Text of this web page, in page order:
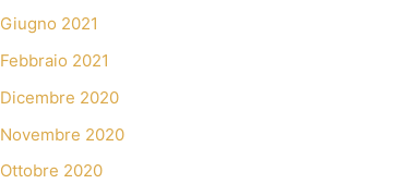
Giugno 2021
Febbraio 2021
Dicembre 2020
Novembre 2020
Ottobre 2020